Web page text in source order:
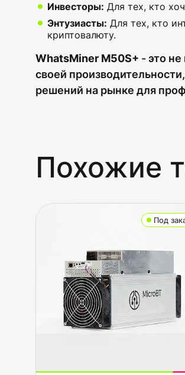
Инвесторы: Для тех, кто
Энтузиасты: Для тех, кто
криптовалюту.
WhatsMiner M50S+ - это
своей
решений на рынке для
Похожие
Под